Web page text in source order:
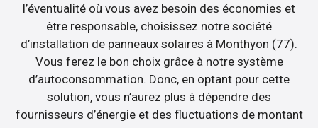
l’éventualité où vous avez besoin des économies et
être responsable, choisissez notre société
d’installation de panneaux solaires à Monthyon (77).
Vous ferez le bon choix grâce à notre système
d’autoconsommation. Donc, en optant pour cette
solution, vous n’aurez plus à dépendre des
fournisseurs d’énergie et des fluctuations de montant